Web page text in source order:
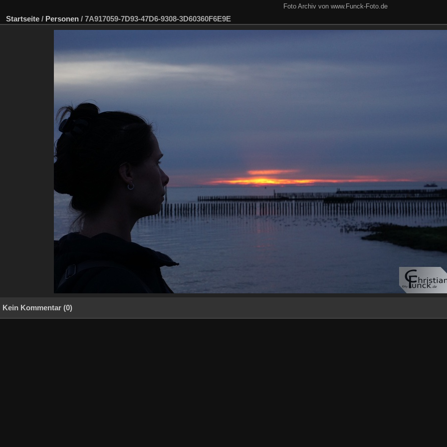
Foto Archiv von www.Funck-Foto.de
Startseite / Personen / 7A917059-7D93-47D6-9308-3D60360F6E9E
Kein Kommentar (0)